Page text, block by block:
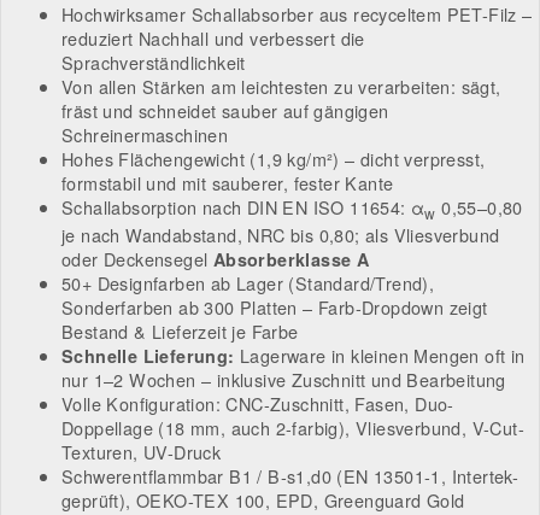
Hochwirksamer Schallabsorber aus recyceltem PET-Filz –
reduziert Nachhall und verbessert die
Sprachverständlichkeit
Von allen Stärken am leichtesten zu verarbeiten: sägt,
fräst und schneidet sauber auf gängigen
Schreinermaschinen
Hohes Flächengewicht (1,9 kg/m²) – dicht verpresst,
formstabil und mit sauberer, fester Kante
Schallabsorption nach DIN EN ISO 11654: αw 0,55–0,80
je nach Wandabstand, NRC bis 0,80; als Vliesverbund
oder Deckensegel Absorberklasse A
50+ Designfarben ab Lager (Standard/Trend),
Sonderfarben ab 300 Platten – Farb-Dropdown zeigt
Bestand & Lieferzeit je Farbe
Schnelle Lieferung: Lagerware in kleinen Mengen oft in
nur 1–2 Wochen – inklusive Zuschnitt und Bearbeitung
Volle Konfiguration: CNC-Zuschnitt, Fasen, Duo-
Doppellage (18 mm, auch 2-farbig), Vliesverbund, V-Cut-
Texturen, UV-Druck
Schwerentflammbar B1 / B-s1,d0 (EN 13501-1, Intertek-
geprüft), OEKO-TEX 100, EPD, Greenguard Gold